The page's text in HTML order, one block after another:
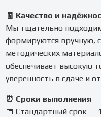
🧾 Качество и
Мы тщательно
формируются вручную,
методических
обеспечивает высокую
уверенность в сдаче и
⏰ Сроки выполнения
📅 Стандартный срок —